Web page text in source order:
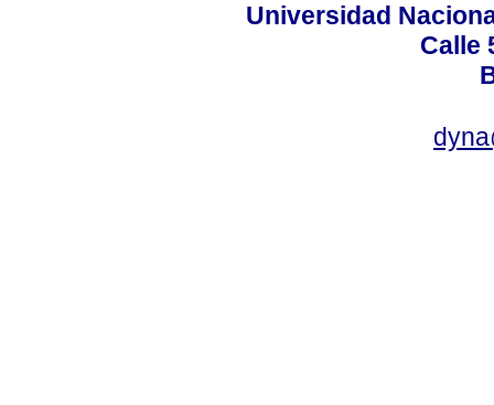
Universidad
Calle